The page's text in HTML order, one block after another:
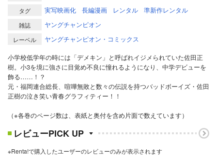
タグ 実写映画化 長編漫画 レンタル 準新作レンタル
雑誌 ヤングチャンピオン
レーベル
ヤングチャンピオン・コミックス
小学校低学年の時には「デメキン」と呼ばれイジメられていた佐田正
樹。小3を境に強さに目覚め不良に憧れるようになり、中学デビューを
飾る……！？
元・福岡連合総長、喧嘩無敗と数々の伝説を持つバッドボーイズ・佐田
正樹の泣き笑い青春グラフィティー！！
（※各巻のページ数は、表紙と奥付を含め片面で数えています）
レビューPICK UP
※Renta!で購入したユーザーのレビューのみが表示されます